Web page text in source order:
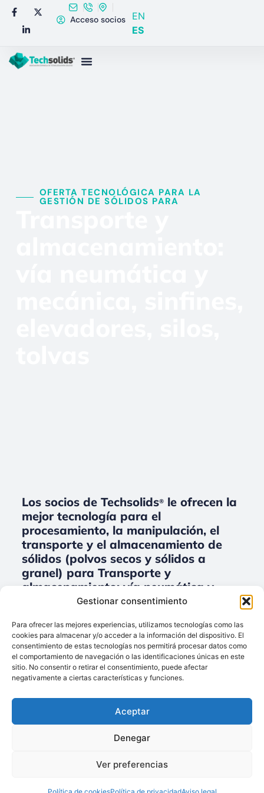
Gestionar consentimiento
Para ofrecer las mejores experiencias, utilizamos tecnologías como las
cookies para almacenar y/o acceder a la información del dispositivo. El
consentimiento de estas tecnologías nos permitirá procesar datos como
el comportamiento de navegación o las identificaciones únicas en este
sitio. No consentir o retirar el consentimiento, puede afectar
negativamente a ciertas características y funciones.
Aceptar
Denegar
Ver preferencias
Acceso socios
EN
ES
OFERTA TECNOLÓGICA PARA LA
GESTIÓN DE SÓLIDOS PARA​
Los socios de Techsolids®le ofrecen la
mejor tecnología para el
procesamiento, la manipulación, el
transporte y el almacenamiento de
sólidos (polvos secos y sólidos a
granel) para Transporte y
almacenamiento: vía neumática y
mecánica, sinfines, elevadores, silos,
No data was found
integran toda la
+34 93 238 68 68
Dónde estamos:
C/ Francisco Giner,
08012 Barcelona